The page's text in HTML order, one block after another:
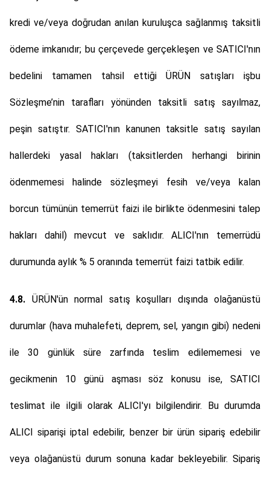
kredi ve/veya doğrudan anılan kuruluşca sağlanmış taksitli
ödeme imkanıdır; bu çerçevede gerçekleşen ve SATICI'nın
bedelini tamamen tahsil ettiği ÜRÜN satışları işbu
Sözleşme’nin tarafları yönünden taksitli satış sayılmaz,
peşin satıştır. SATICI'nın kanunen taksitle satış sayılan
hallerdeki yasal hakları (taksitlerden herhangi birinin
ödenmemesi halinde sözleşmeyi fesih ve/veya kalan
borcun tümünün temerrüt faizi ile birlikte ödenmesini talep
hakları dahil) mevcut ve saklıdır. ALICI'nın temerrüdü
durumunda aylık % 5 oranında temerrüt faizi tatbik edilir.
4.8. ÜRÜN'ün normal satış koşulları dışında olağanüstü
durumlar (hava muhalefeti, deprem, sel, yangın gibi) nedeni
ile 30 günlük süre zarfında teslim edilememesi ve
gecikmenin 10 günü aşması söz konusu ise, SATICI
teslimat ile ilgili olarak ALICI'yı bilgilendirir. Bu durumda
ALICI siparişi iptal edebilir, benzer bir ürün sipariş edebilir
veya olağanüstü durum sonuna kadar bekleyebilir. Sipariş